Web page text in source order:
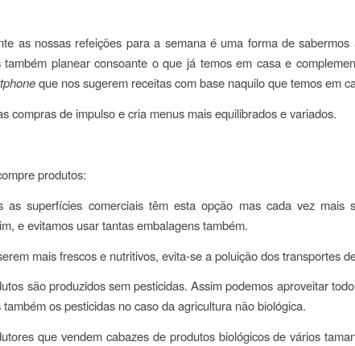
as nossas refeições para a semana é uma forma de
também planear consoante o que já temos em casa e
que nos sugerem receitas com base naquilo que temos em
compras de impulso e cria menus mais equilibrados e variados.
produtos:
as superfícies comerciais têm esta opção mas cada vez mais
e evitamos usar tantas embalagens também.
mais frescos e nutritivos, evita-se a poluição dos transportes
são produzidos sem pesticidas. Assim podemos aproveitar
os pesticidas no caso da agricultura não biológica.
que vendem cabazes de produtos biológicos de vários